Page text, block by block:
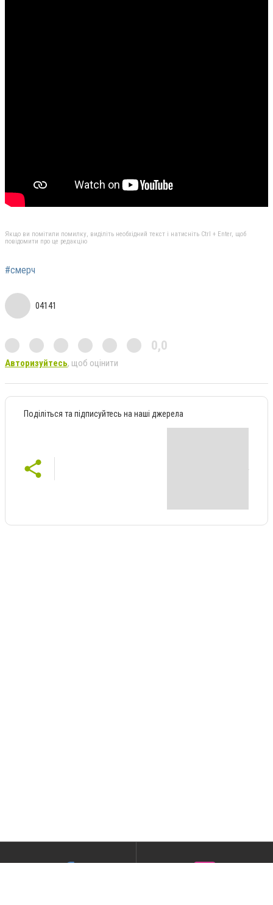
Якщо ви помітили помилку, виділіть необхідний текст і натисніть Ctrl + Enter, щоб
повідомити про це редакцію
#смерч
04141
0,0
Авторизуйтесь, щоб оцінити
Поділіться та підписуйтесь на наші джерела